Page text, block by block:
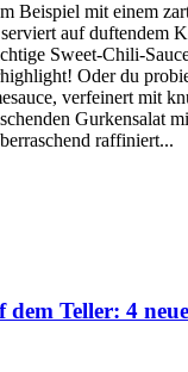
Beispiel mit einem
auf duftendem
Sweet-Chili-
Oder du
verfeinert mit
Gurkensalat
raffiniert...
dem Teller: 4